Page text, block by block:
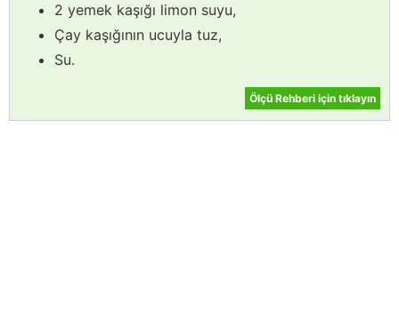
2 yemek kaşığı limon suyu,
Çay kaşığının ucuyla tuz,
Su.
Ölçü Rehberi için tıklayın